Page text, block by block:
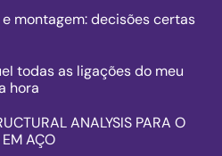
montagem: decisões certas
todas as ligações do meu
hora
ANALYSIS PARA O
AÇO